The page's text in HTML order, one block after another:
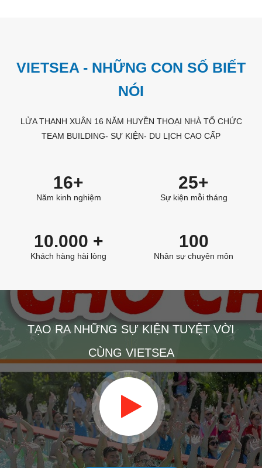
VIETSEA - NHỮNG CON SỐ BIẾT
NÓI
LỬA THANH XUÂN 16 NĂM HUYỀN THOẠI NHÀ TỔ CHỨC
TEAM BUILDING- SỰ KIỆN- DU LỊCH CAO CẤP
16+
Năm kinh nghiệm
25+
Sự kiện mỗi tháng
10.000 +
Khách hàng hài lòng
100
Nhân sự chuyên môn
TẠO RA NHỮNG SỰ KIỆN TUYỆT VỜI
CÙNG VIETSEA